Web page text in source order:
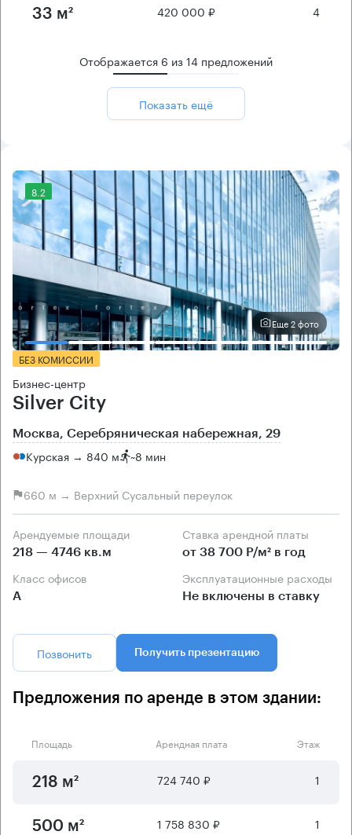
33 м² 420 000 ₽ 4
Отображается 6 из14 предложений
Показать ещё
8.2
Еще 2 фото
БЕЗ КОМИССИИ
Бизнес-центр
Silver City
Москва, Серебряническая набережная, 29
Курская → 840 м ~8 мин
660 м → Верхний Сусальный переулок
Арендуемые площади
218 — 4746 кв.м
Ставка арендной платы
от 38 700 Р/м² в год
Класс офисов
А
Эксплуатационные расходы
Не включены в ставку
Позвонить Получить презентацию
Предложения по аренде в этом здании:
Площадь Арендная плата Этаж
218 м² 724 740 ₽ 1
500 м² 1 758 830 ₽ 1